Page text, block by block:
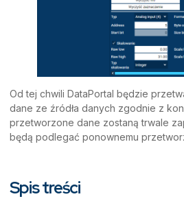
Od tej chwili DataPortal będzie
dane ze źródła danych zgodnie z
przetworzone dane zostaną trwale
będą podlegać ponownemu
Spis treści